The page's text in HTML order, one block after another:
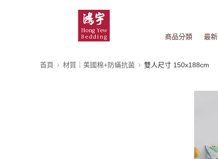
商品分類 最
首頁 材質｜美國棉+防蟎抗菌 雙人尺寸 150x188cm